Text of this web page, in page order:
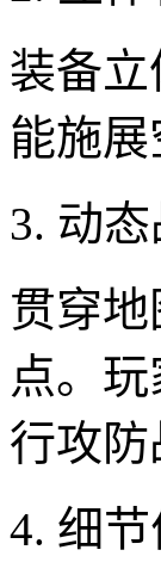
装备
能施
3. 动态
贯穿
点。
行攻防
4. 细节